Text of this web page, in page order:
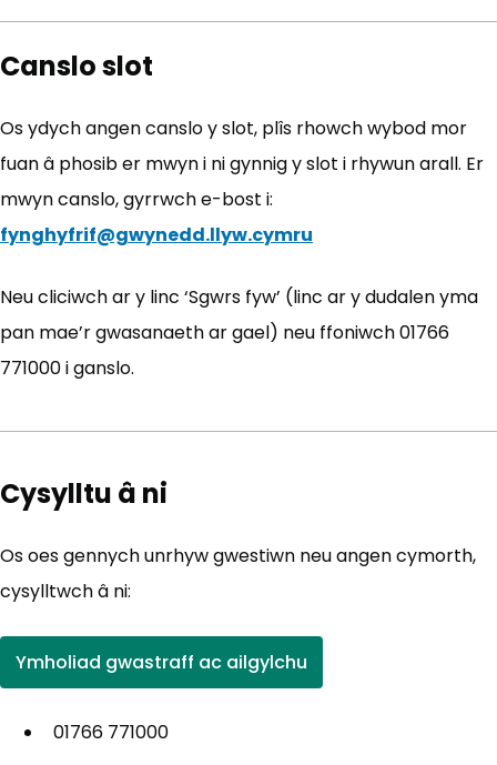
Canslo slot
Os ydych angen canslo y slot, plîs rhowch wybod mor
fuan â phosib er mwyn i ni gynnig y slot i rhywun arall. Er
mwyn canslo, gyrrwch e-bost i:
fynghyfrif@gwynedd.llyw.cymru
Neu cliciwch ar y linc ‘Sgwrs fyw’ (linc ar y dudalen yma
pan mae’r gwasanaeth ar gael) neu ffoniwch 01766
771000 i ganslo.
Cysylltu â ni
Os oes gennych unrhyw gwestiwn neu angen cymorth,
cysylltwch â ni:
Ymholiad gwastraff ac ailgylchu
(yn agor mewn tab newydd)
01766 771000